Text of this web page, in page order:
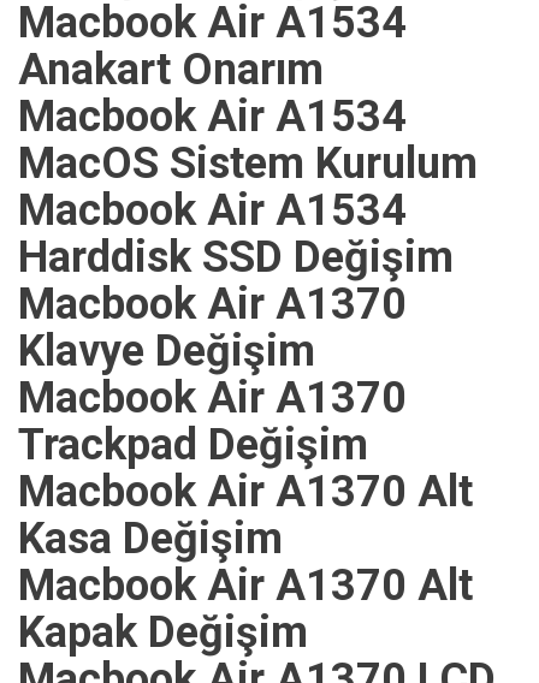
Macbook Air A1534
Anakart Onarım
Macbook Air A1534
MacOS Sistem Kurulum
Macbook Air A1534
Harddisk SSD Değişim
Macbook Air A1370
Klavye Değişim
Macbook Air A1370
Trackpad Değişim
Macbook Air A1370 Alt
Kasa Değişim
Macbook Air A1370 Alt
Kapak Değişim